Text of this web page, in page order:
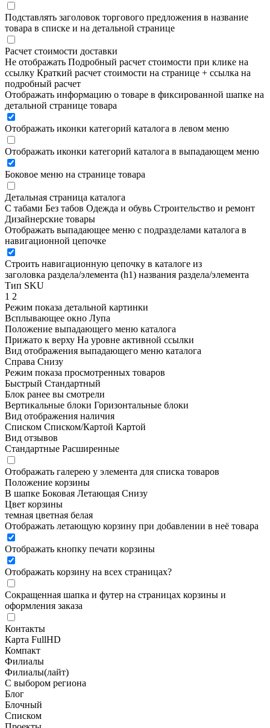
Подставлять заголовок торгового предложения в название
товара в списке и на детальной странице
Расчет стоимости доставки
Не отображать Подробный расчет стоимости при клике на
ссылку Краткий расчет стоимости на странице + ссылка на
подробный расчет
Отображать информацию о товаре в фиксированной шапке на
детальной странице товара
Отображать иконки категорий каталога в левом меню
Отображать иконки категорий каталога в выпадающем меню
Боковое меню на странице товара
Детальная страница каталога
С табами Без табов Одежда и обувь Строительство и ремонт
Дизайнерские товары
Отображать выпадающее меню с подразделами каталога в
навигационной цепочке
Строить навигационную цепочку в каталоге из
заголовка раздела/элемента (h1) названия раздела/элемента
Тип SKU
1 2
Режим показа детальной картинки
Всплывающее окно Лупа
Положение выпадающего меню каталога
Прижато к верху На уровне активной ссылки
Вид отображения выпадающего меню каталога
Справа Снизу
Режим показа просмотренных товаров
Быстрый Стандартный
Блок ранее вы смотрели
Вертикальные блоки Горизонтальные блоки
Вид отображения наличия
Списком Списком/Картой Картой
Вид отзывов
Стандартные Расширенные
Отображать галерею у элемента для списка товаров
Положение корзины
В шапке Боковая Летающая Снизу
Цвет корзины
темная цветная белая
Отображать летающую корзину при добавлении в неё товара
Отображать кнопку печати корзины
Отображать корзину на всех страницах?
Сокращенная шапка и футер на страницах корзины и
оформления заказа
Контакты
Карта FullHD
Компакт
Филиалы
Филиалы(лайт)
С выбором региона
Блог
Блочный
Списком